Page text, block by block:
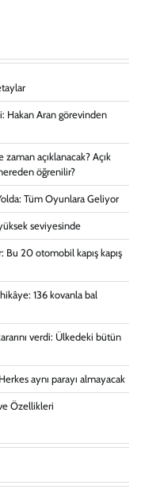
Hakan Aran görevinden
açıklanacak? Açık
öğrenilir?
Tüm Oyunlara Geliyor
seviyesinde
Bu 20 otomobil kapış kapış
136 kovanla bal
verdi: Ülkedeki bütün
aynı parayı almayacak
Özellikleri